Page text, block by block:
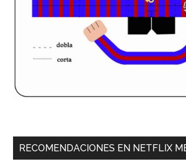
RECOMENDACIONES EN NETFLIX